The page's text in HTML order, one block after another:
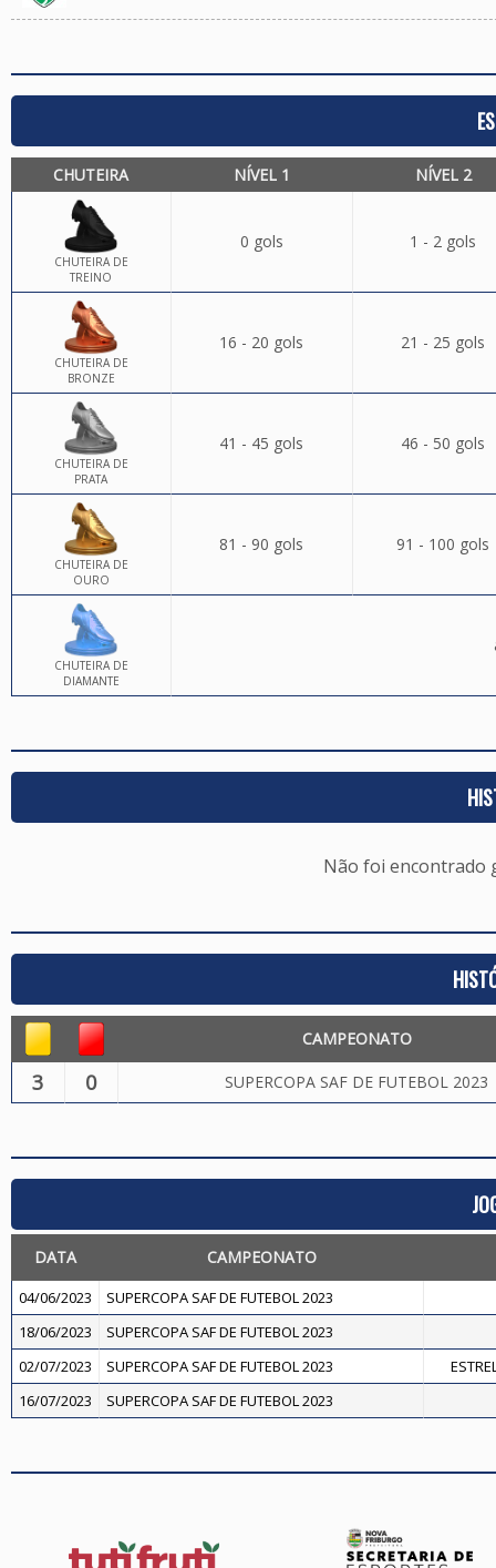
CHUTEIRA NÍVEL 1 NÍVEL 2
CHUTEIRA DE
TREINO
0 gols 1 - 2 gols
CHUTEIRA DE
BRONZE
16 - 20 gols 21 - 25 gols
CHUTEIRA DE
PRATA
41 - 45 gols 46 - 50 gols
CHUTEIRA DE
OURO
81 - 90 gols 91 - 100 gols
CHUTEIRA DE
DIAMANTE
Não foi encontrado
CAMPEONATO
3 0 SUPERCOPA SAF DE FUTEBOL 2023
DATA CAMPEONATO
04/06/2023
SUPERCOPA SAF DE FUTEBOL 2023
18/06/2023
SUPERCOPA SAF DE FUTEBOL 2023
02/07/2023
SUPERCOPA SAF DE FUTEBOL 2023
16/07/2023
SUPERCOPA SAF DE FUTEBOL 2023